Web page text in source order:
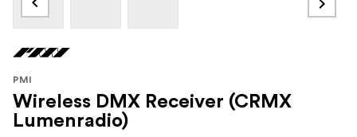
PMI
Wireless DMX Receiver (CRMX
Lumenradio)